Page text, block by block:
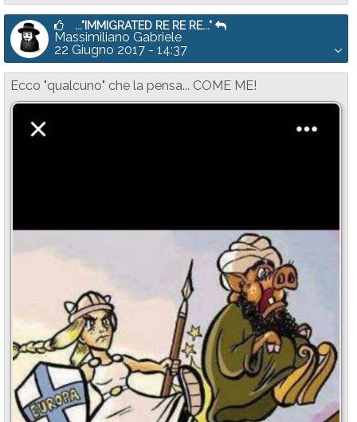
..."IMMIGRATED RE RE RE..."
Massimiliano Gabriele
22 Giugno 2017 - 14:37
Ecco "qualcuno" che la pensa... COME ME!